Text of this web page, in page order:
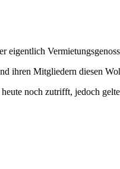
eigentlich
ihren Mitgliedern diesen
noch zutrifft, jedoch